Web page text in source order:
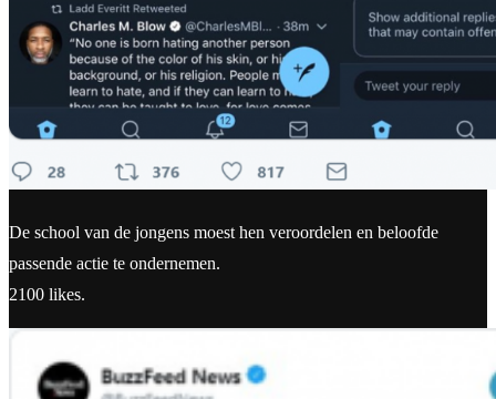
De school van de jongens moest hen veroordelen en beloofde
passende actie te ondernemen.
2100 likes.